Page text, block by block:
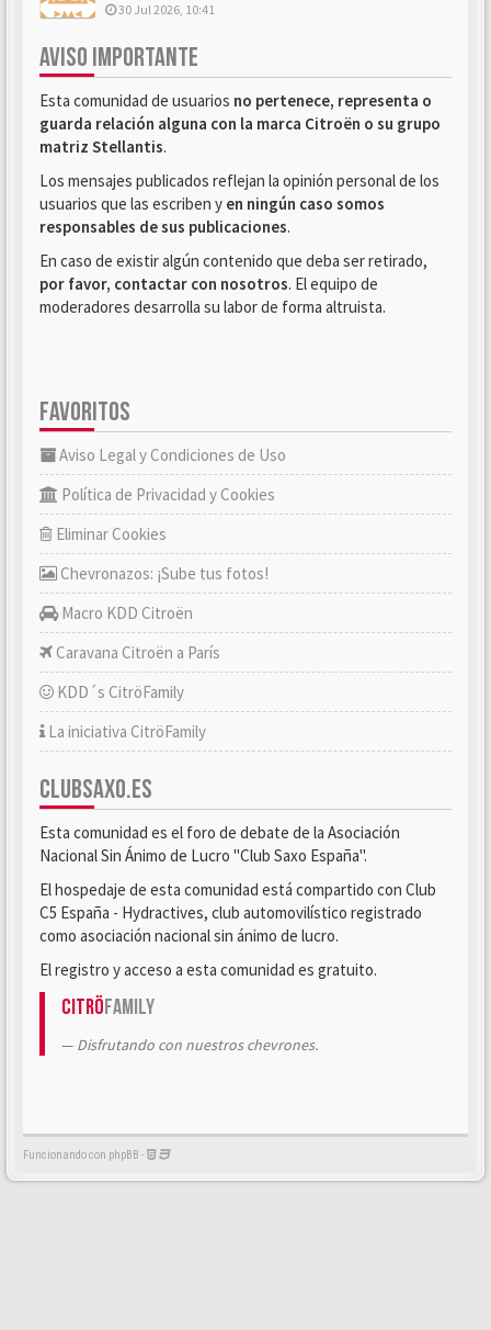
30 Jul 2026, 10:41
AVISO IMPORTANTE
Esta comunidad de usuarios no pertenece, representa o
guarda relación alguna con la marca Citroën o su grupo
matriz Stellantis.
Los mensajes publicados reflejan la opinión personal de los
usuarios que las escriben y en ningún caso somos
responsables de sus publicaciones.
En caso de existir algún contenido que deba ser retirado,
por favor, contactar con nosotros. El equipo de
moderadores desarrolla su labor de forma altruista.
FAVORITOS
Aviso Legal y Condiciones de Uso
Política de Privacidad y Cookies
Eliminar Cookies
Chevronazos: ¡Sube tus fotos!
Macro KDD Citroën
Caravana Citroën a París
KDD´s CitröFamily
La iniciativa CitröFamily
CLUBSAXO.ES
Esta comunidad es el foro de debate de la Asociación
Nacional Sin Ánimo de Lucro "Club Saxo España".
El hospedaje de esta comunidad está compartido con Club
C5 España - Hydractives, club automovilístico registrado
como asociación nacional sin ánimo de lucro.
El registro y acceso a esta comunidad es gratuito.
CitröFamily
Disfrutando con nuestros chevrones.
Funcionando con phpBB -